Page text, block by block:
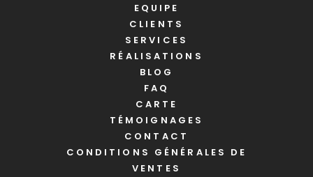
EQUIPE
CLIENTS
SERVICES
RÉALISATIONS
BLOG
FAQ
CARTE
TÉMOIGNAGES
CONTACT
CONDITIONS GÉNÉRALES DE
VENTES